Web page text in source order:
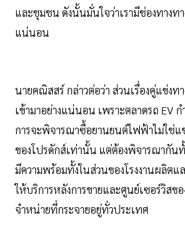
และชุมชน ดังนั้นมั่นใจว่าเรามีช่องทางทา
แน่นอน
นายคณิสสร์ กล่าวต่อว่า ส่วนเรื่องคู่แข่งท
เข้ามาอย่างแน่นอน เพราะตลาดรถ EV
การจะพิจารณาซื้อยานยนต์ไฟฟ้าไม่ใช่แ
ของโปรดักส์เท่านั้น แต่ต้องพิจารณากันทั้
มีความพร้อมทั้งในส่วนของโรงงานผลิต
ให้บริการหลังการขายและศูนย์เซอร์วิสข
จำหน่ายที่กระจายอยู่ทั่วประเทศ